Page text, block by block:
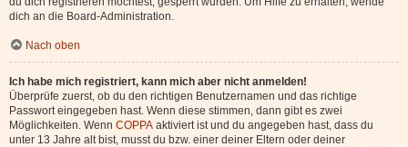
dich an die Board-Administration.
Nach oben
Ich habe mich registriert, kann mich aber nicht anmelden!
Überprüfe zuerst, ob du den richtigen Benutzernamen und das richtige
Passwort eingegeben hast. Wenn diese stimmen, dann gibt es zwei
Möglichkeiten. Wenn COPPA aktiviert ist und du angegeben hast, dass du
unter 13 Jahre alt bist, musst du bzw. einer deiner Eltern oder deiner